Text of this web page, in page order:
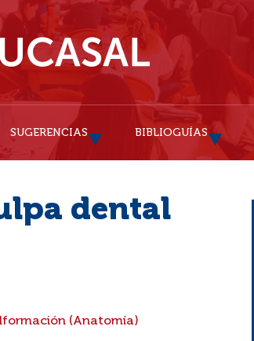
SUGERENCIAS BIBLIOGUÍAS
dental
(Anatomía)